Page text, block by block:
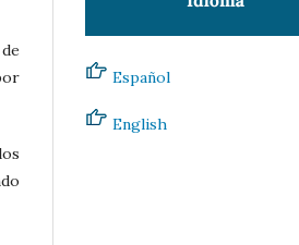
Español
English